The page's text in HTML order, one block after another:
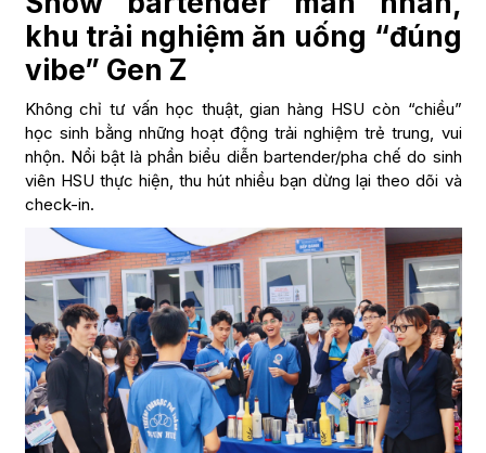
khu trải nghiệm ăn uống “đúng
vibe” Gen Z
Không chỉ tư vấn học thuật, gian hàng HSU còn “chiều”
học sinh bằng những hoạt động trải nghiệm trẻ trung, vui
nhộn. Nổi bật là phần biểu diễn bartender/pha chế do sinh
viên HSU thực hiện, thu hút nhiều bạn dừng lại theo dõi và
check-in.